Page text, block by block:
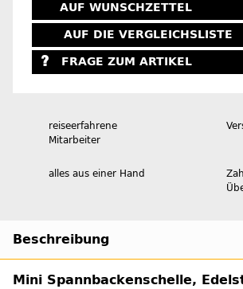
AUF WUNSCHZETTEL
AUF DIE VERGLEICHSLISTE
FRAGE ZUM ARTIKEL
reiseerfahrene
Mitarbeiter
alles aus einer Hand
Beschreibung
Mini Spannbackenschelle,